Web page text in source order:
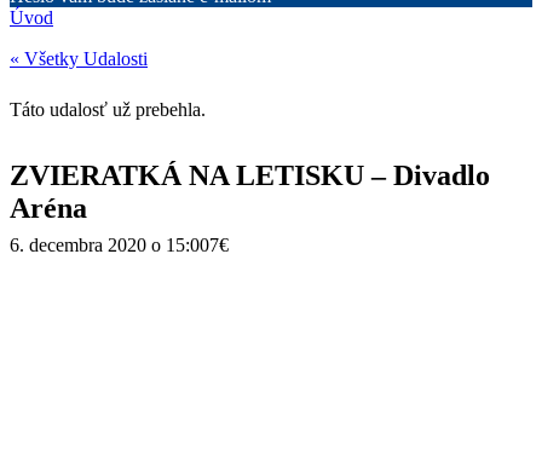
Úvod
« Všetky Udalosti
Táto udalosť už prebehla.
ZVIERATKÁ NA LETISKU – Divadlo
Aréna
6. decembra 2020 o 15:007€